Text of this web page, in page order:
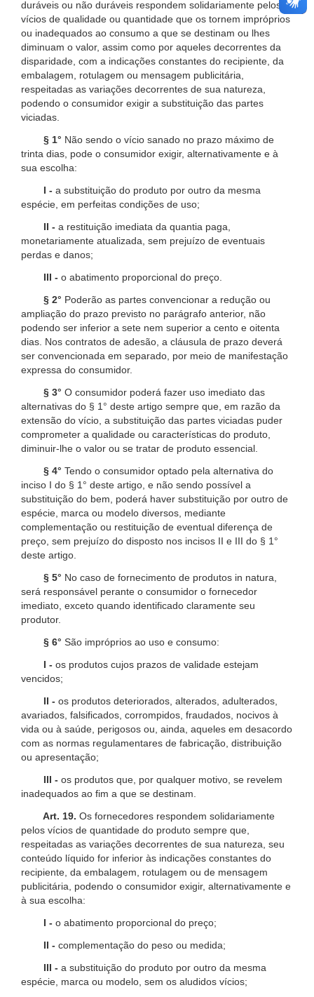
duráveis ou não duráveis respondem solidariamente pelos
vícios de qualidade ou quantidade que os tornem impróprios
ou inadequados ao consumo a que se destinam ou lhes
diminuam o valor, assim como por aqueles decorrentes da
disparidade, com a indicações constantes do recipiente, da
embalagem, rotulagem ou mensagem publicitária,
respeitadas as variações decorrentes de sua natureza,
podendo o consumidor exigir a substituição das partes
viciadas.
§ 1° Não sendo o vício sanado no prazo máximo de
trinta dias, pode o consumidor exigir, alternativamente e à
sua escolha:
I - a substituição do produto por outro da mesma
espécie, em perfeitas condições de uso;
II - a restituição imediata da quantia paga,
monetariamente atualizada, sem prejuízo de eventuais
perdas e danos;
III - o abatimento proporcional do preço.
§ 2° Poderão as partes convencionar a redução ou
ampliação do prazo previsto no parágrafo anterior, não
podendo ser inferior a sete nem superior a cento e oitenta
dias. Nos contratos de adesão, a cláusula de prazo deverá
ser convencionada em separado, por meio de manifestação
expressa do consumidor.
§ 3° O consumidor poderá fazer uso imediato das
alternativas do § 1° deste artigo sempre que, em razão da
extensão do vício, a substituição das partes viciadas puder
comprometer a qualidade ou características do produto,
diminuir-lhe o valor ou se tratar de produto essencial.
§ 4° Tendo o consumidor optado pela alternativa do
inciso I do § 1° deste artigo, e não sendo possível a
substituição do bem, poderá haver substituição por outro de
espécie, marca ou modelo diversos, mediante
complementação ou restituição de eventual diferença de
preço, sem prejuízo do disposto nos incisos II e III do § 1°
deste artigo.
§ 5° No caso de fornecimento de produtos in natura,
será responsável perante o consumidor o fornecedor
imediato, exceto quando identificado claramente seu
produtor.
§ 6° São impróprios ao uso e consumo:
I - os produtos cujos prazos de validade estejam
vencidos;
II - os produtos deteriorados, alterados, adulterados,
avariados, falsificados, corrompidos, fraudados, nocivos à
vida ou à saúde, perigosos ou, ainda, aqueles em desacordo
com as normas regulamentares de fabricação, distribuição
ou apresentação;
III - os produtos que, por qualquer motivo, se revelem
inadequados ao fim a que se destinam.
Art. 19. Os fornecedores respondem solidariamente
pelos vícios de quantidade do produto sempre que,
respeitadas as variações decorrentes de sua natureza, seu
conteúdo líquido for inferior às indicações constantes do
recipiente, da embalagem, rotulagem ou de mensagem
publicitária, podendo o consumidor exigir, alternativamente e
à sua escolha:
I - o abatimento proporcional do preço;
II - complementação do peso ou medida;
III - a substituição do produto por outro da mesma
espécie, marca ou modelo, sem os aludidos vícios;